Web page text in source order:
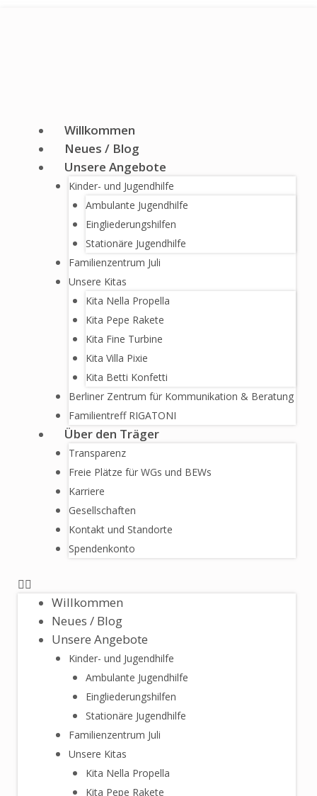
Willkommen
Neues / Blog
Unsere Angebote
Kinder- und Jugendhilfe
Ambulante Jugendhilfe
Eingliederungshilfen
Stationäre Jugendhilfe
Familienzentrum Juli
Unsere Kitas
Kita Nella Propella
Kita Pepe Rakete
Kita Fine Turbine
Kita Villa Pixie
Kita Betti Konfetti
Berliner Zentrum für Kommunikation & Beratung
Familientreff RIGATONI
Über den Träger
Transparenz
Freie Plätze für WGs und BEWs
Karriere
Gesellschaften
Kontakt und Standorte
Spendenkonto
Willkommen
Neues / Blog
Unsere Angebote
Kinder- und Jugendhilfe
Ambulante Jugendhilfe
Eingliederungshilfen
Stationäre Jugendhilfe
Familienzentrum Juli
Unsere Kitas
Kita Nella Propella
Kita Pepe Rakete